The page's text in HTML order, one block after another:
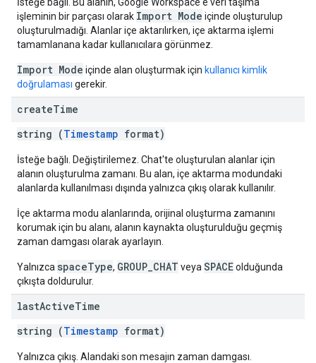
işleminin bir parçası olarak Import Mode içinde oluşturulup
oluşturulmadığı. Alanlar içe aktarılırken, içe aktarma işlemi
tamamlanana kadar kullanıcılara görünmez.
Import Mode içinde alan oluşturmak için kullanıcı kimlik
doğrulaması gerekir.
createTime
string (Timestamp format)
İsteğe bağlı. Değiştirilemez. Chat'te oluşturulan alanlar için
alanın oluşturulma zamanı. Bu alan, içe aktarma modundaki
alanlarda kullanılması dışında yalnızca çıkış olarak kullanılır.
İçe aktarma modu alanlarında, orijinal oluşturma zamanını
korumak için bu alanı, alanın kaynakta oluşturulduğu geçmiş
zaman damgası olarak ayarlayın.
Yalnızca spaceType, GROUP_CHAT veya SPACEolduğunda
çıkışta doldurulur.
lastActiveTime
string (Timestamp format)
Yalnızca çıkış. Alandaki son mesajın zaman damgası.